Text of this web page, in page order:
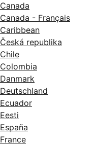
Canada
Canada - Français
Caribbean
Česká republika
Chile
Colombia
Danmark
Deutschland
Ecuador
Eesti
España
France